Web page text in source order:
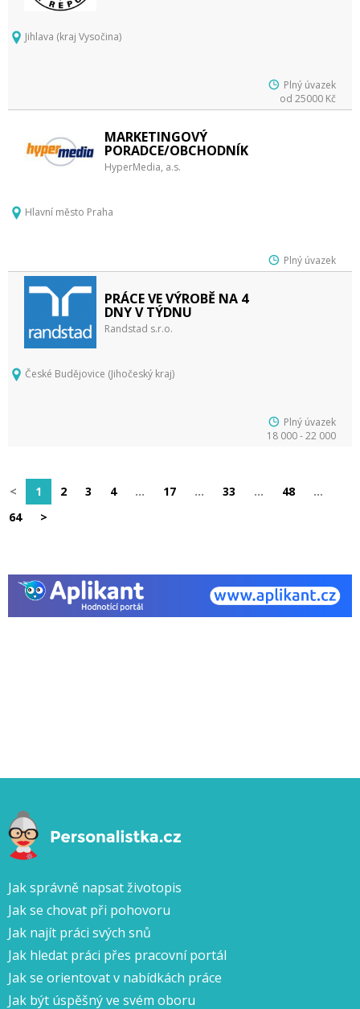
Jihlava (kraj Vysočina)
Plný úvazek
od 25000 Kč
MARKETINGOVÝ
PORADCE/OBCHODNÍK
HyperMedia, a.s.
Hlavní město Praha
Plný úvazek
PRÁCE VE VÝROBĚ NA 4
DNY V TÝDNU
Randstad s.r.o.
České Budějovice (Jihočeský kraj)
Plný úvazek
18 000 - 22 000
< 1 2 3 4 … 17 … 33 … 48
…
64
>
Jak správně napsat životopis
Jak se chovat při pohovoru
Jak najít práci svých snů
Jak hledat práci přes pracovní portál
Jak se orientovat v nabídkách práce
Jak být úspěšný ve svém oboru